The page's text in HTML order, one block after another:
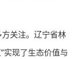
关注。辽宁省林
实现了生态价值与